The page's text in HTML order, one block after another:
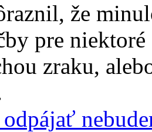
že
pre
zraku,